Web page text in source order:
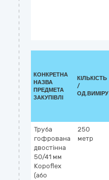
КОНКРЕТНА
НАЗВА
ПРЕДМЕТА
ЗАКУПІВЛІ
КІЛЬКІСТЬ
/
ОД.ВИМІРУ
Труба
гофрована
двостінна
50/41 мм
Kopoflex
(або
250
метр